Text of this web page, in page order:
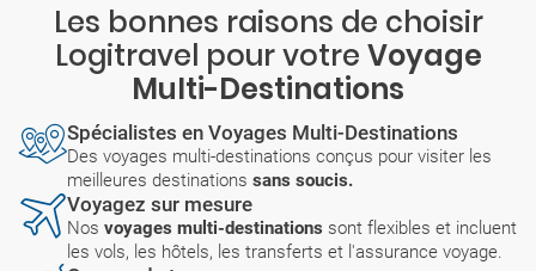
Les bonnes raisons de choisir
Logitravel pour votre Voyage
Multi-Destinations
Spécialistes en Voyages Multi-Destinations
Des voyages multi-destinations conçus pour visiter les
meilleures destinations sans soucis.
Voyagez sur mesure
Nos voyages multi-destinations sont flexibles et incluent
les vols, les hôtels, les transferts et l'assurance voyage.